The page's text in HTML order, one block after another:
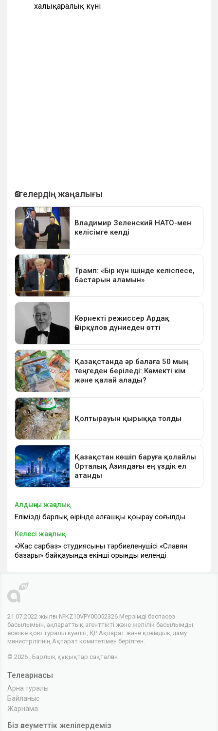
халықаралық күні
Алдыңғы жаңалық
Еліміздің барлық өңірінде алғашқы қоңырау соғылды
Келесі жаңалық
«Жас сарбаз» студиясының тәрбиеленушісі «Славян
базары» байқауында екінші орынды иеленді
21.07.2022 жылғы №KZ10VPY00052326 Мерзімді баспасөз
басылымын, ақпараттық агенттікті және желілік басылымды
есепке қою туралы куәлігі, ҚР Ақпарат және қоғамдық даму
министрлігінің Ақпарат комитетімен берілген.
© 2026 . Барлық құқықтар сақталған
Телеарнасы
Арна туралы
Байланыс
Жарнама
Біз әлеуметтік желілердеміз